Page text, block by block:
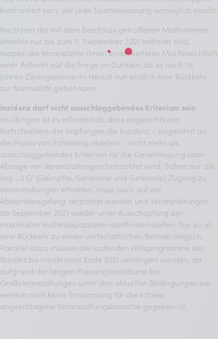
konfrontiert sein, der jede Tourneeplanung unmöglich macht.
Nachdem die mit dem Beschluss getroffenen Maßnahmen
ohnehin nur bis zum 11. September 2021 befristet sind,
tappen die Veranstalter:innen eines weiteres Mal hinsichtlich
einer Antwort auf die Frage im Dunkeln, ob es nach 1½
Jahren Zwangspause im Herbst nun endlich eine Rückkehr
zur Normalität geben kann.
Inzidenz darf nicht ausschlaggebendes Kriterium sein
Im Übrigen ist es erforderlich, dass angesichts des
Fortschreitens der Impfungen die Inzidenz – angelehnt an
die Praxis von Schleswig-Holstein – nicht mehr als
ausschlaggebendes Kriterium für die Genehmigung oder
Absage von Veranstaltungen betrachtet wird. Sofern nur die
sog. „3 G“ (Geimpfte, Genesene und Getestete) Zugang zu
Veranstaltungen erhielten, muss auch auf die
Abstandsregelung verzichtet werden und Veranstaltungen
ab September 2021 wieder unter Ausschöpfung der
maximalen Hallenkapazitäten stattfinden dürfen. Nur so ist
eine Rückkehr zu einem wirtschaftlichen Betrieb möglich.
Parallel dazu müssen die laufenden Hilfsprogramme des
Bundes bis mindestens Ende 2021 verlängert werden, da
aufgrund der langen Planungszeiträume bei
Großveranstaltungen unter den aktuellen Bedingungen bei
weitem noch keine Entwarnung für die schwer
angeschlagene Veranstaltungsbranche gegeben ist.